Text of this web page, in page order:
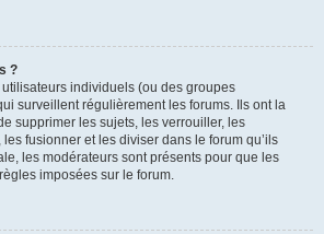
?
individuels (ou des groupes
surveillent régulièrement les forums. Ils ont la
supprimer les sujets, les verrouiller, les
fusionner et les diviser dans le forum qu’ils
les modérateurs sont présents pour que les
imposées sur le forum.